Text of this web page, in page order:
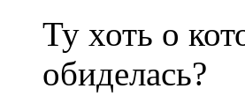
Ту хоть о
обиделась?